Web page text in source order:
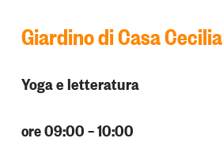
Giardino di Casa Cecilia
Yoga e letteratura
ore 09:00 – 10:00